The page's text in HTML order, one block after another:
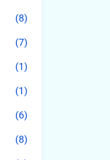
(8)
(7)
(1)
(1)
(6)
(8)